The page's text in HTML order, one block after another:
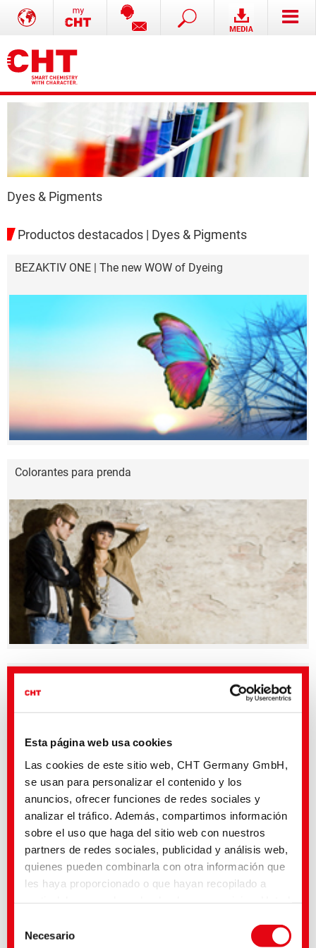
Esta página web usa cookies
Las cookies de este sitio web, CHT Germany GmbH,
se usan para personalizar el contenido y los
anuncios, ofrecer funciones de redes sociales y
analizar el tráfico. Además, compartimos información
sobre el uso que haga del sitio web con nuestros
partners de redes sociales, publicidad y análisis web,
quienes pueden combinarla con otra información que
les haya proporcionado o que hayan recopilado a
nuestro sitio web. Con algunos de los servicios
Necesario
Dyes & Pigments
Productos destacados | Dyes & Pigments
BEZAKTIV ONE | The new WOW of Dyeing
Colorantes para prenda
BEZAFLUOR FF | Pigmentos fluorescentes y sin
formaldehído
BEMACRON HP-LTD | Tintura a baja temperatura de PES
y PES/EL